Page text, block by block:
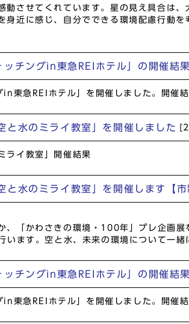
させてくれています。星の見え具合は
近に感じ、自分でできる環境配慮行動
ッチングin東急REIホテル」の開催結
東急REIホテル」を開催しました。開催結
と水のミライ教室」を開催しました
ライ教室」開催結果
水のミライ教室」を開催します【
、「かわさきの環境・100年」プレ企画
ます。空と水、未来の環境について一
ッチングin東急REIホテル」の開催結
東急REIホテル」を開催しました。開催結